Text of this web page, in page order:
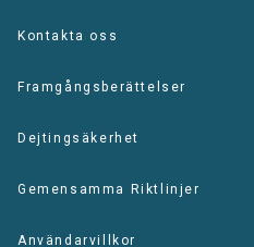
Kontakta oss
Framgångsberättelser
Dejtingsäkerhet
Gemensamma Riktlinjer
Användarvillkor